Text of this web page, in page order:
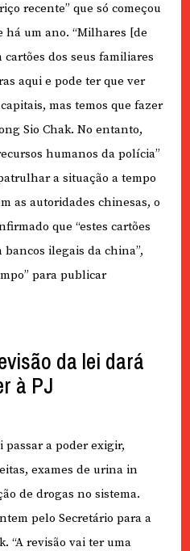
recente” que só começou
há um ano. “Milhares [de
dos seus familiares
aqui e pode ter que ver
mas temos que fazer
Sio Chak. No entanto,
humanos da polícia”
a situação a tempo
as autoridades chinesas, o
que “estes cartões
ilegais da china”,
para publicar
da lei dará
à PJ
passar a poder exigir,
exames de urina in
de drogas no sistema.
pelo Secretário para a
“A revisão vai ter uma